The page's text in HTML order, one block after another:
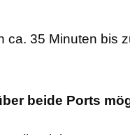
ca. 35 Minuten bis
beide Ports